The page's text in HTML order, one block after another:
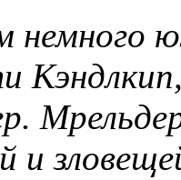
немного
и